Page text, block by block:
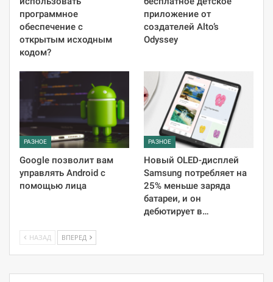
программное
обеспечение с
открытым исходным
кодом?
приложение от
создателей Alto’s
Odyssey
РАЗНОЕ
Google позволит вам
управлять Android с
помощью лица
РАЗНОЕ
Новый OLED-дисплей
Samsung потребляет на
25% меньше заряда
батареи, и он
дебютирует в…
НАЗАД ВПЕРЕД